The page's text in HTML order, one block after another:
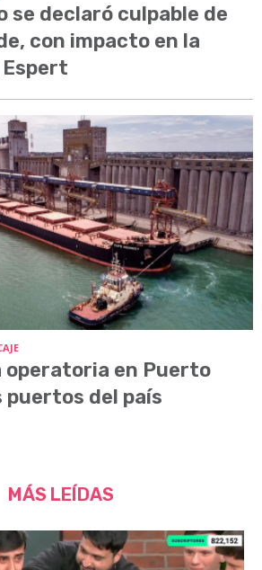
se declaró culpable de
con impacto en la
operatoria en Puerto
puertos del país
MÁS LEÍDAS